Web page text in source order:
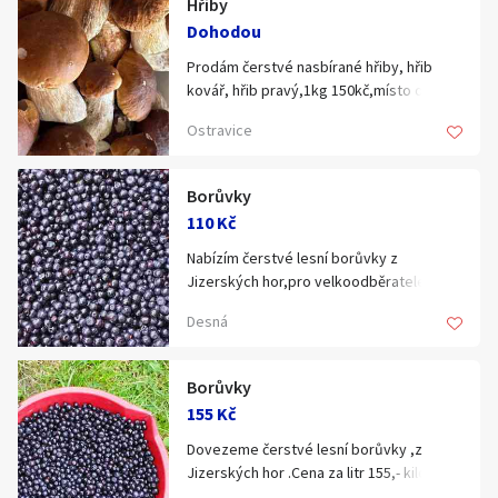
Hřiby
Dohodou
Prodám čerstvé nasbírané hřiby, hřib
kovář, hřib pravý,1kg 150kč,místo odběru
Ostravice
Borůvky
110 Kč
Nabízím čerstvé lesní borůvky z
Jizerských hor,pro velkoodběratele cena
kilech .Tato cena platí, pro zájemce od
Desná
Borůvky
155 Kč
Dovezeme čerstvé lesní borůvky ,z
Jizerských hor .Cena za litr 155,- kilo 265,-
Km
Celá ČR
Hlavní město Praha
Jihočeský kraj
Jihomoravský kraj
Zobrazit všechny regiony
Stáří inzerátu
Klíčové slovo:
Neuvedeno
Lokalita:
Neuvedeno
Ráno Večer
E-mail
Souhlasím s personalizací nabídek, zasíláním
marketingových materiálů a upozornění.